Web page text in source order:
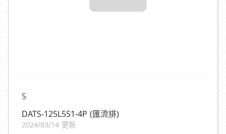
5
DATS-125L5S1-4P (匯流排)
2024/03/14 更新